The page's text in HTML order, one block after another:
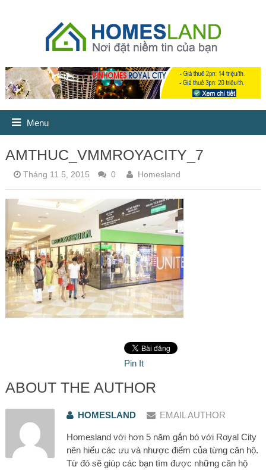
Menu
AMTHUC_VMMROYACITY_7
Tháng 11 5, 2015 0 Homesland
Pin It
ABOUT THE AUTHOR
HOMESLAND EMAIL AUTHOR
Homesland với hơn 5 năm gắn bó với Royal City
nên hiểu các ưu và nhược điểm của từng căn hộ.
Từ đó sẽ giúp các bạn tìm được những căn hộ